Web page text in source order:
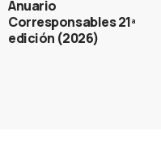
Anuario
Corresponsables 21ª
edición (2026)